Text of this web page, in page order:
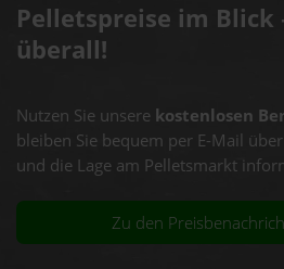
Pelletspreise im Blick
überall!
Nutzen Sie unsere kostenlosen
bleiben Sie bequem per E-Mail
und die Lage am Pelletsmarkt
Zu den